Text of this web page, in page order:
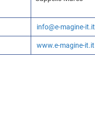
info@e-magine-it.it
www.e-magine-it.it